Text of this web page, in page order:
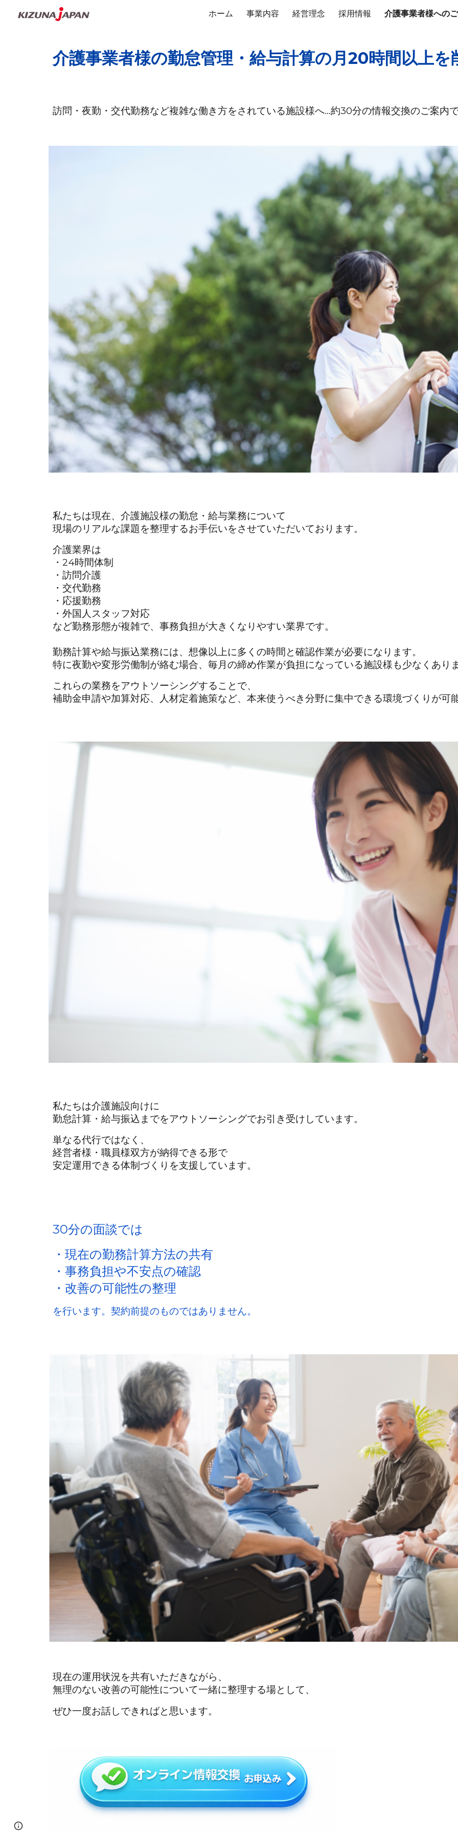
Skip to main content Skip to
ホーム 事業内容 経営理念 採用情報 介護事業者様への
介護事業者様の勤怠管理・給与計算の月20時間以上を
訪問・夜勤・交代勤務など複雑な働き方をされている施設様へ…約30分の情報交換のご案内
私たちは現在、介護施設様の勤怠・給与業務について
現場のリアルな課題を整理するお手伝いをさせていただいております。
介護業界は
・24時間体制
・訪問介護
・交代勤務
・応援勤務
・外国人スタッフ対応
など勤務形態が複雑で、事務負担が大きくなりやすい業界です。
勤務計算や給与振込業務には、想像以上に多くの時間と確認作業が必要になります。
特に夜勤や変形労働制が絡む場合、毎月の締め作業が負担になっている施設様も少なくあり
これらの業務をアウトソーシングすることで、
補助金申請や加算対応、人材定着施策など、本来使うべき分野に集中できる環境づくりが可
私たちは介護施設向けに
勤怠計算・給与振込までをアウトソーシングでお引き受けしています。
単なる代行ではなく、
経営者様・職員様双方が納得できる形で
安定運用できる体制づくりを支援しています。
30分の面談では
・現在の勤務計算方法の共有
・事務負担や不安点の確認
・改善の可能性の整理
を行います。契約前提のものではありません。
現在の運用状況を共有いただきながら、
無理のない改善の可能性について一緒に整理する場として、
ぜひ一度お話しできればと思います。